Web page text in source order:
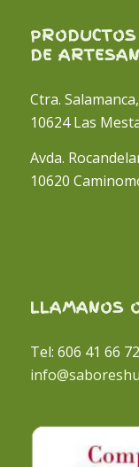
DE
Ctra.
10624 Las
Avda.
10620
LLAMANOS
Tel: 606 41 66 72